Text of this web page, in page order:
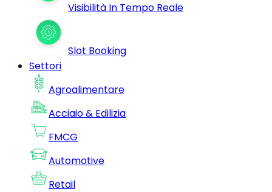
Visibilità In Tempo Reale
Slot Booking
Settori
Agroalimentare
Acciaio & Edilizia
FMCG
Automotive
Retail